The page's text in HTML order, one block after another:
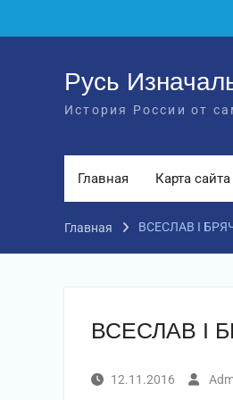
Русь
История России от
Главная Карта сайта
Главная ВСЕСЛАВ I
ВСЕСЛАВ I
12.11.2016